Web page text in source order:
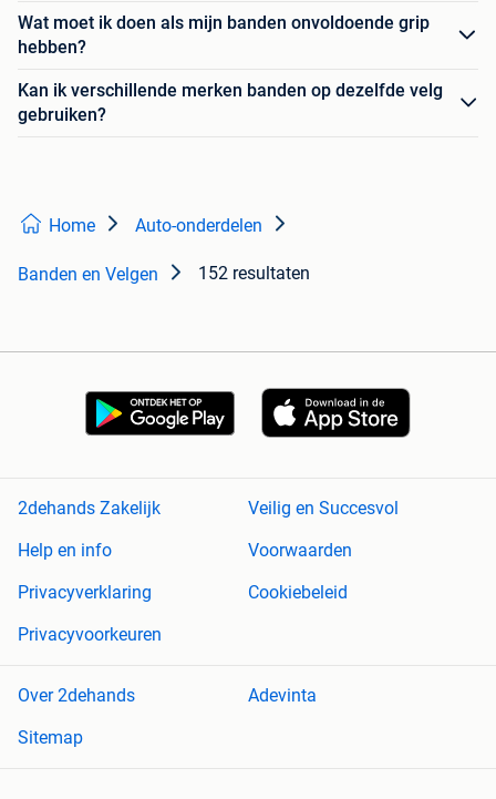
Wat moet ik doen als mijn banden onvoldoende grip
hebben?
Kan ik verschillende merken banden op dezelfde velg
gebruiken?
Home Auto-onderdelen
Banden en Velgen 152 resultaten
2dehands Zakelijk
Veilig en Succesvol
Help en info
Voorwaarden
Privacyverklaring
Cookiebeleid
Privacyvoorkeuren
Over 2dehands
Adevinta
Sitemap